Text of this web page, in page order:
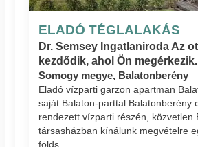
ELADÓ TÉGLALAKÁS
Dr. Semsey Ingatlaniroda Az
kezdődik, ahol Ön megérkezik.
Somogy megye, Balatonberény
Eladó vízparti garzon apartman
saját Balaton-parttal Balatonberény
rendezett vízparti részén, közvetlen
társasházban kínálunk megvételre
földs...